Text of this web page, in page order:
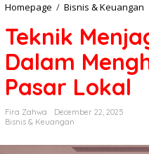
Homepage / Bisnis & Keuangan
Teknik
Dalam
Pasar Lokal
Fira Zahwa
December 22, 2025
Bisnis & Keuangan